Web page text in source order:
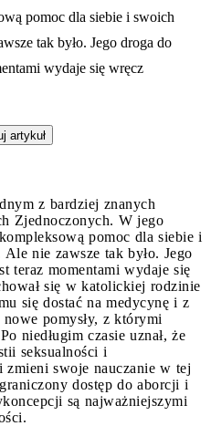
pomoc dla siebie i swoich
tak było. Jego droga do
wydaje się wręcz
artykuł
z bardziej znanych
Zjednoczonych. W jego
pomoc dla siebie i
nie zawsze tak było. Jego
teraz momentami wydaje się
się w katolickiej rodzinie
się dostać na medycynę i z
nowe pomysły, z którymi
niedługim czasie uznał, że
seksualności i
zmieni swoje nauczanie w tej
dostęp do aborcji i
są najważniejszymi